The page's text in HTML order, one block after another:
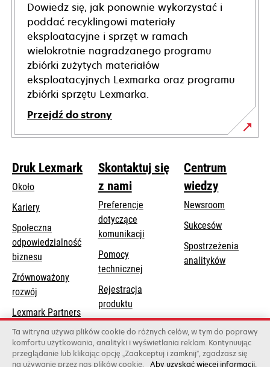
Dowiedz się, jak ponownie wykorzystać i
poddać recyklingowi materiały
eksploatacyjne i sprzęt w ramach
wielokrotnie nagradzanego programu
zbiórki zużytych materiałów
eksploatacyjnych Lexmarka oraz programu
zbiórki sprzętu Lexmarka.
Przejdź do strony
Druk Lexmark
Około
Kariery
Społeczna
odpowiedzialność
biznesu
a
tab
Zrównoważony
rozwój
Lexmark Partners
Skontaktuj się
z nami
Preferencje
dotyczące
komunikacji
Pomocy
technicznejopens
a
tab
Rejestracja
produktu
Znajdź dealera
Lista hurtowni
Centrum
wiedzy
Newsroom
Sukcesów
Spostrzeżenia
analityków
Ta witryna używa plików cookie do różnych celów, w tym do poprawy
komfortu użytkowania, analityki i wyświetlania reklam. Kontynuując
przeglądanie lub klikając opcję „Zaakceptuj i zamknij”, zgadzasz się
na używanie przez nas plików cookie. Aby uzyskać więcej informacji,